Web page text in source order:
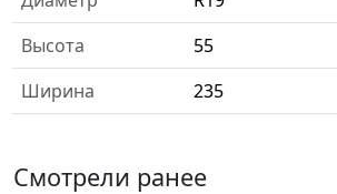
Высота
55
Ширина
235
Смотрели ранее